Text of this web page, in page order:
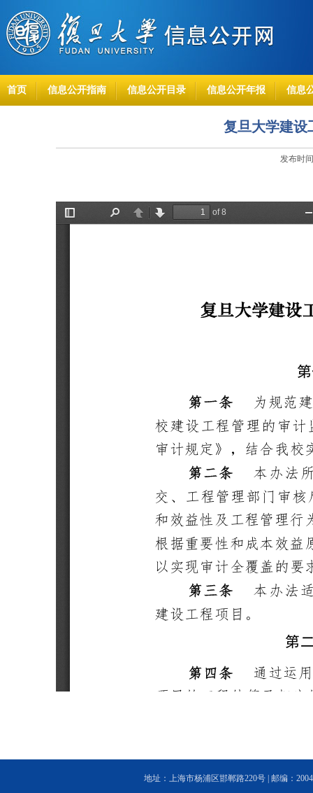
首页 信息公开指南 信息公开目录 信息公开年报 信息
复旦大学建设
发布时
地址：上海市杨浦区邯郸路220号 | 邮编：